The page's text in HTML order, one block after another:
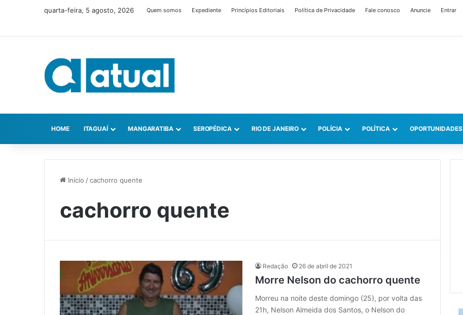
quarta-feira, 5 agosto, 2026 Quem somos Expediente Princípios Editoriais Política de Privacidade Fale conosco Anuncie Entrar
HOME ITAGUAÍ MANGARATIBA SEROPÉDICA RIO DE JANEIRO POLÍCIA POLÍTICA OPORTUNIDADES
Início /cachorro quente
cachorro quente
Redação 26 de abril de 2021
Morre Nelson do cachorro quente
Morreu na noite deste domingo (25), por volta das
21h, Nelson Almeida dos Santos, o Nelson do